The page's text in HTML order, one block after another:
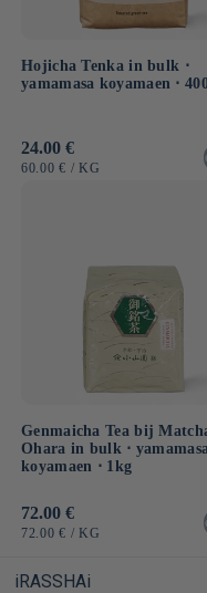
Hojicha Tenka in bulk ⋅
yamamasa koyamaen ⋅
Normale
prijs
24.00 €
EENHEIDSPRIJS
60.00 € / PER
KG
Genmaicha Tea bij
Ohara in bulk ⋅
koyamaen ⋅ 1kg
Normale
prijs
72.00 €
EENHEIDSPRIJS
72.00 € / PER
KG
iRASSHAi